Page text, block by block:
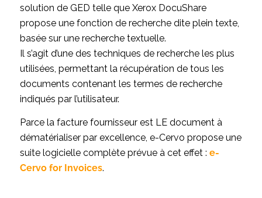
solution de GED telle que Xerox DocuShare
propose une fonction de recherche dite plein texte,
basée sur une recherche textuelle.
Il s’agit d’une des techniques de recherche les plus
utilisées, permettant la récupération de tous les
documents contenant les termes de recherche
indiqués par l’utilisateur.
Parce la facture fournisseur est LE document à
dématérialiser par excellence, e-Cervo propose une
suite logicielle complète prévue à cet effet : e-
Cervo for Invoices.